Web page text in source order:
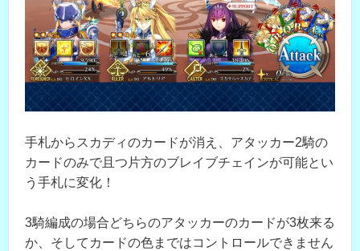
手札からスカディのカードが消え、アタッカー2騎の
カードのみで且つ片方のブレイブチェインが可能とい
う手札に変化！
3騎編成の場合どちらのアタッカーのカードが3枚来る
か、そしてカードの色まではコントロールできません